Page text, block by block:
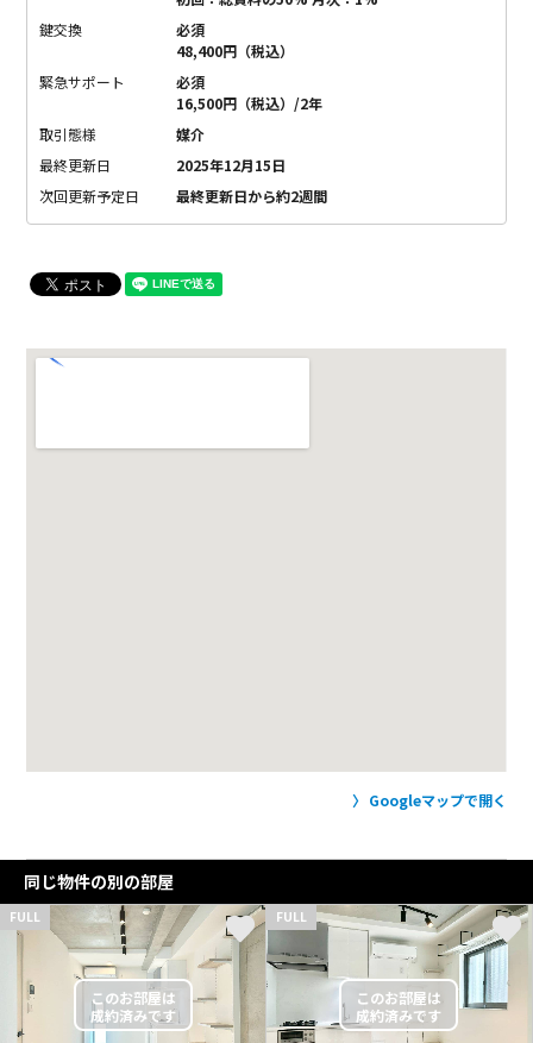
鍵交換
必須
48,400円（税込）
緊急サポート
必須
16,500円（税込）/2年
取引態様
媒介
最終更新日
2025年12月15日
次回更新予定日
最終更新日から約2週間
Googleマップで開く
同じ物件の別の部屋
FULL FULL